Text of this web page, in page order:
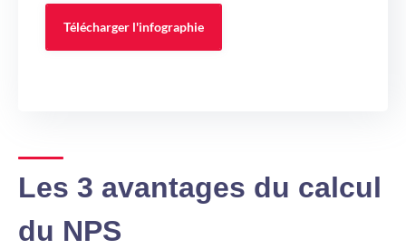
Télécharger l'infographie
Les 3 avantages du calcul
du NPS